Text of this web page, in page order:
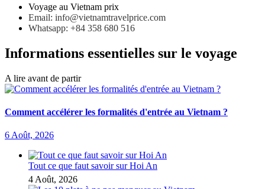
Voyage au Vietnam prix
Email: info@vietnamtravelprice.com
Whatsapp: +84 358 680 516
Informations essentielles sur le voyage
A lire avant de partir
Comment accélérer les formalités d'entrée au Vietnam ?
6 Août, 2026
Tout ce que faut savoir sur Hoi An
4 Août, 2026